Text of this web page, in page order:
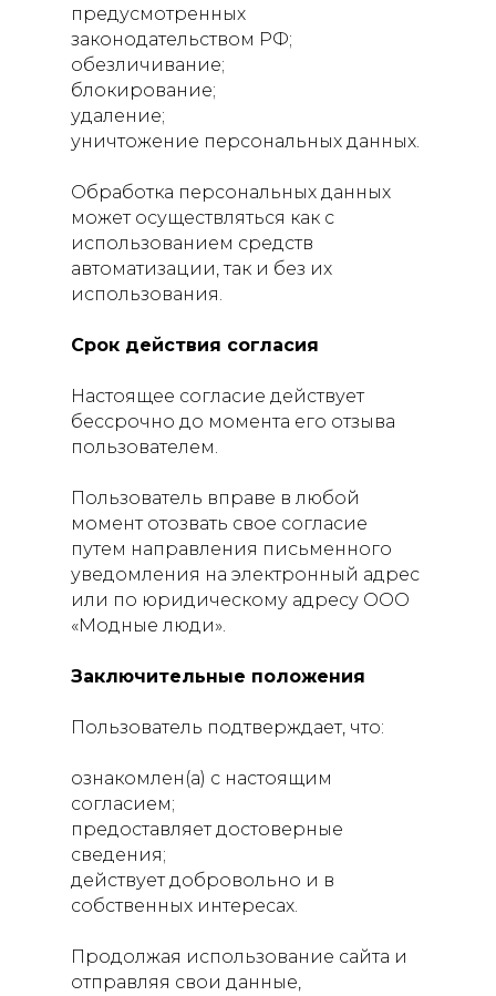
предусмотренных
законодательством РФ;
обезличивание;
блокирование;
удаление;
уничтожение персональных данных.
Обработка персональных данных
может осуществляться как с
использованием средств
автоматизации, так и без их
использования.
Срок действия согласия
Настоящее согласие действует
бессрочно до момента его отзыва
пользователем.
Пользователь вправе в любой
момент отозвать свое согласие
путем направления письменного
уведомления на электронный адрес
или по юридическому адресу ООО
«Модные люди».
Заключительные положения
Пользователь подтверждает, что:
ознакомлен(а) с настоящим
согласием;
предоставляет достоверные
сведения;
действует добровольно и в
собственных интересах.
Продолжая использование сайта и
отправляя свои данные,